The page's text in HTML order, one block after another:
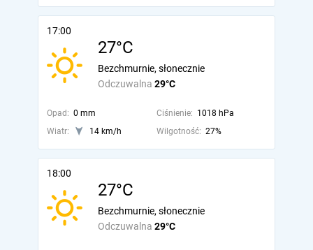
17:00
27°C
Odczuwalna 29°C
Bezchmurnie, słonecznie
Opad: 0 mm Ciśnienie: 1018 hPa
Wiatr:
14 km/h Wilgotność: 27%
18:00
27°C
Odczuwalna 29°C
Bezchmurnie, słonecznie